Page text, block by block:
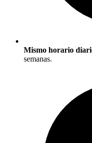
Mismo horario
semanas.